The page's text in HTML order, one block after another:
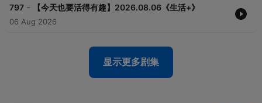
797 - 【今天也要活得有趣】2026.08.06《生活+》
06 Aug 2026
显示更多剧集